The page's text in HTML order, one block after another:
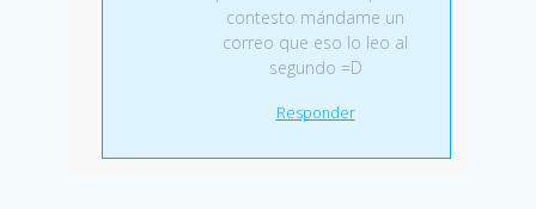
contesto mándame un
correo que eso lo leo al
segundo =D
Responder